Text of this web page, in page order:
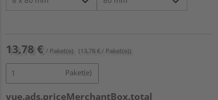
13,78 € / Paket(e) (13,78 € / Paket(e))
Paket(e)
vue.ads.priceMerchantBox.total